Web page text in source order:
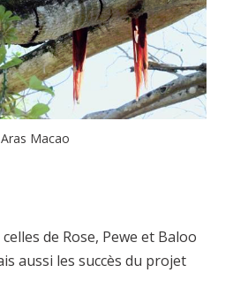
Aras Macao
de Rose, Pewe et Baloo
aussi les succès du projet